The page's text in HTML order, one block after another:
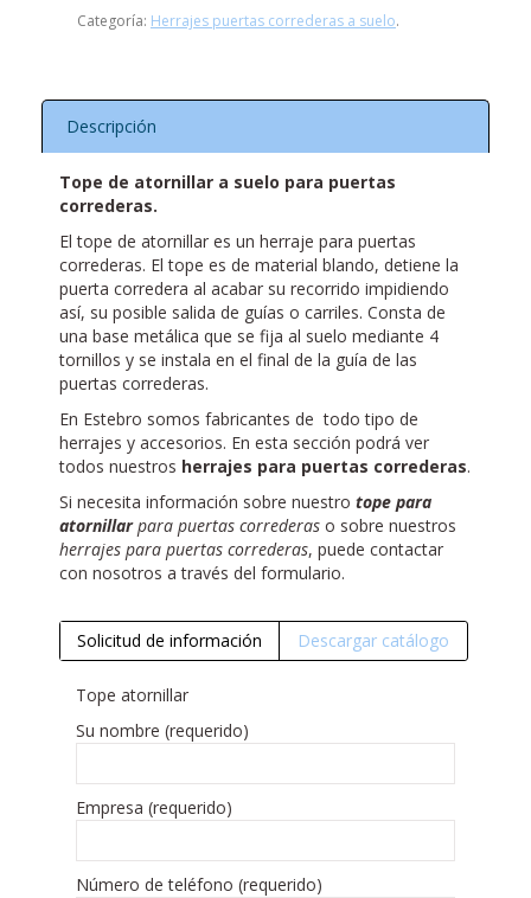
Categoría: Herrajes puertas correderas a suelo.
Descripción
Tope de atornillar a suelo para puertas
correderas.
El tope de atornillar es un herraje para puertas
correderas. El tope es de material blando, detiene la
puerta corredera al acabar su recorrido impidiendo
así, su posible salida de guías o carriles. Consta de
una base metálica que se fija al suelo mediante 4
tornillos y se instala en el final de la guía de las
puertas correderas.
En Estebro somos fabricantes de todo tipo de
herrajes y accesorios. En esta sección podrá ver
todos nuestros herrajes para puertas correderas.
Si necesita información sobre nuestro tope para
atornillarpara puertas correderas o sobre nuestros
herrajes para puertas correderas, puede contactar
con nosotros a través del formulario.
Solicitud de información Descargar catálogo
Tope atornillar
Su nombre (requerido)
Empresa (requerido)
Número de teléfono (requerido)